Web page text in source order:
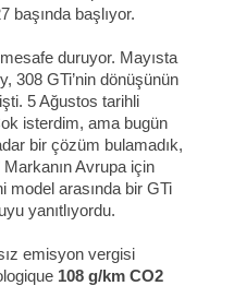
başında başlıyor.
duruyor. Mayısta
308 GTi’nin dönüşünün
5 Ağustos tarihli
isterdim, ama bugün
bir çözüm bulamadık,
Avrupa için
model arasında bir GTi
yanıtlıyordu.
emisyon vergisi
108 g/km CO2